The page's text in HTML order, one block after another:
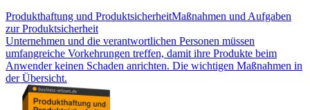
Produkthaftung und ProduktsicherheitMaßnahmen und Aufgaben
zur Produktsicherheit
Unternehmen und die verantwortlichen Personen müssen
umfangreiche Vorkehrungen treffen, damit ihre Produkte beim
Anwender keinen Schaden anrichten. Die wichtigen Maßnahmen in
der Übersicht.